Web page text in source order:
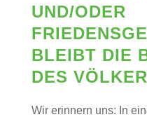
UND/ODER
BLEIBT DIE
DES
Wir erinnern uns: In